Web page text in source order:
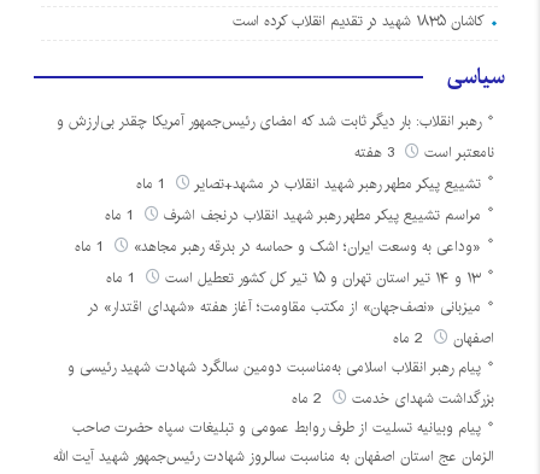
کاشان ۱۸۳۵ شهید در تقدیم انقلاب کرده است
سیاسی
رهبر انقلاب: بار دیگر ثابت شد که امضای رئیس‌جمهور آمریکا چقدر بی‌ارزش و
نامعتبر است
3 هفته
تشییع پیکر مطهر رهبر شهید انقلاب در مشهد+تصایر
مراسم تشییع پیکر مطهر رهبر شهید انقلاب درنجف اشرف
«وداعی به وسعت ایران؛ اشک و حماسه در بدرقه رهبر مجاهد»
۱۳ و ۱۴ تیر استان تهران و ۱۵ تیر کل کشور تعطیل است
میزبانی «نصف‌جهان» از مکتب مقاومت؛ آغاز هفته «شهدای اقتدار» در
اصفهان
پیام رهبر انقلاب اسلامی به‌مناسبت دومین سالگرد شهادت شهید رئیسی و
بزرگداشت شهدای خدمت
پیام وبیانیه تسلیت از طرف روابط عمومی و تبلیغات سپاه حضرت صاحب
الزمان عج استان اصفهان به مناسبت سالروز شهادت رئیس‌جمهور شهید آیت الله